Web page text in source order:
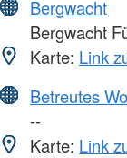
Bergwacht
Bergwacht
Karte: Link
Betreutes
--
Karte: Link